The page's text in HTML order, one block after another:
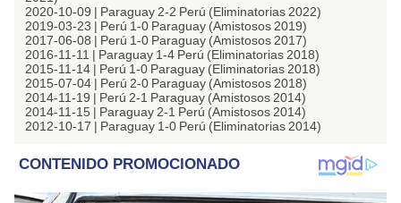
2020-10-09 | Paraguay 2-2 Perú (Eliminatorias 2022)
2019-03-23 | Perú 1-0 Paraguay (Amistosos 2019)
2017-06-08 | Perú 1-0 Paraguay (Amistosos 2017)
2016-11-11 | Paraguay 1-4 Perú (Eliminatorias 2018)
2015-11-14 | Perú 1-0 Paraguay (Eliminatorias 2018)
2015-07-04 | Perú 2-0 Paraguay (Amistosos 2018)
2014-11-19 | Perú 2-1 Paraguay (Amistosos 2014)
2014-11-15 | Paraguay 2-1 Perú (Amistosos 2014)
2012-10-17 | Paraguay 1-0 Perú (Eliminatorias 2014)